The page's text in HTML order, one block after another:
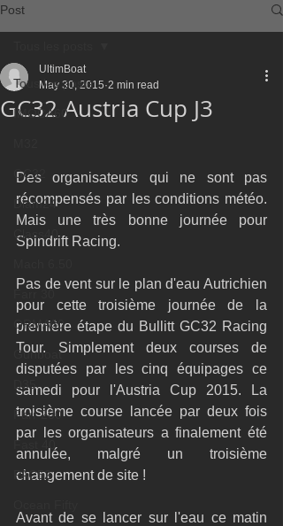
Post
Tous les posts
IMOCA60
GC32
Diam24
Class40
ORMA60
Gunboat
D35
Farr 280
Fast 40
PAC52
GC32 Austria Cup J3
UltimBoat
May 30, 2015 2 min read
Des organisateurs qui ne sont pas
récompensés par les conditions météo.
Mais une très bonne journée pour
Spindrift Racing.
Pas de vent sur le plan d'eau Autrichien
pour cette troisième journée de la
première étape du Bullitt GC32 Racing
Tour. Simplement deux courses de
disputées par les cinq équipages ce
samedi pour l'Austria Cup 2015. La
troisième course lancée par deux fois
par les organisateurs a finalement été
annulée, malgré un troisième
changement de site !
Avant de se lancer sur l'eau ce matin